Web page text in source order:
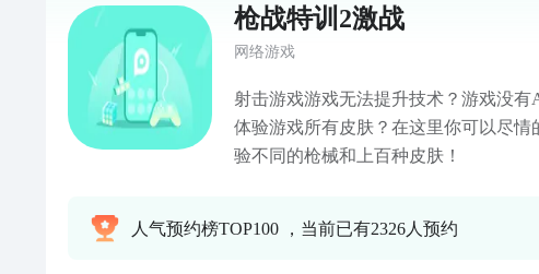
枪战特训2激战
网络游戏
射击游戏游戏无法提升技术？游戏没
体验游戏所有皮肤？在这里你可以尽
验不同的枪械和上百种皮肤！
人气预约榜TOP100 ，当前已有2326人预约